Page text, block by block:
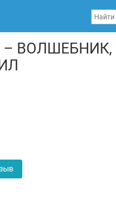
ВОЛШЕБНИК,